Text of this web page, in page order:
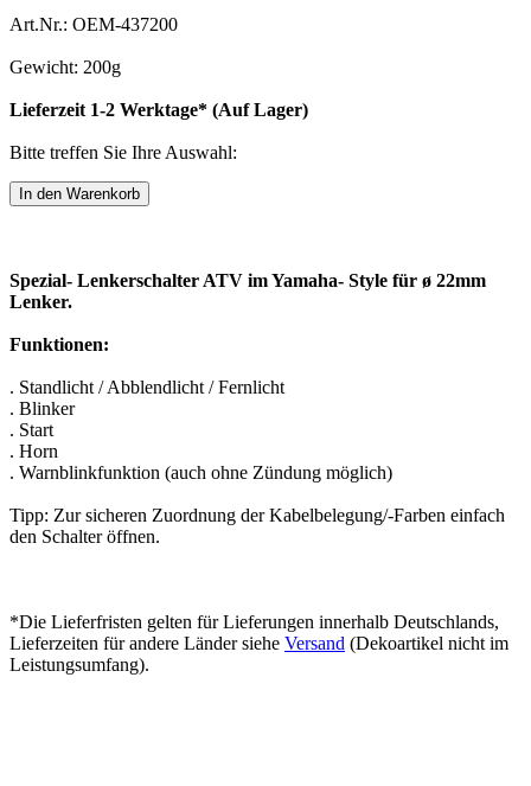
Art.Nr.: OEM-437200
Gewicht: 200g
Lieferzeit 1-2 Werktage* (Auf Lager)
Bitte treffen Sie Ihre Auswahl:
Spezial- Lenkerschalter ATV im Yamaha- Style für ø 22mm
Lenker.
Funktionen:
. Standlicht / Abblendlicht / Fernlicht
. Blinker
. Start
. Horn
. Warnblinkfunktion (auch ohne Zündung möglich)
Tipp: Zur sicheren Zuordnung der Kabelbelegung/-Farben einfach
den Schalter öffnen.
*Die Lieferfristen gelten für Lieferungen innerhalb Deutschlands,
Lieferzeiten für andere Länder siehe Versand (Dekoartikel nicht im
Leistungsumfang).